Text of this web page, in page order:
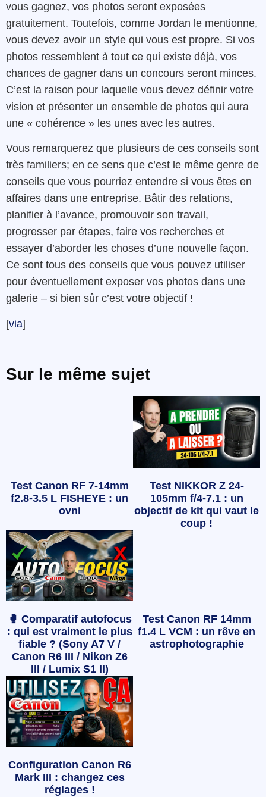
vous gagnez, vos photos seront exposées
gratuitement. Toutefois, comme Jordan le mentionne,
vous devez avoir un style qui vous est propre. Si vos
photos ressemblent à tout ce qui existe déjà, vos
chances de gagner dans un concours seront minces.
C’est la raison pour laquelle vous devez définir votre
vision et présenter un ensemble de photos qui aura
une « cohérence » les unes avec les autres.
Vous remarquerez que plusieurs de ces conseils sont
très familiers; en ce sens que c’est le même genre de
conseils que vous pourriez entendre si vous êtes en
affaires dans une entreprise. Bâtir des relations,
planifier à l’avance, promouvoir son travail,
progresser par étapes, faire vos recherches et
essayer d’aborder les choses d’une nouvelle façon.
Ce sont tous des conseils que vous pouvez utiliser
pour éventuellement exposer vos photos dans une
galerie – si bien sûr c’est votre objectif !
[via]
Sur le même sujet
Test Canon RF 7-14mm
f2.8-3.5 L FISHEYE : un
ovni
Test NIKKOR Z 24-
105mm f/4-7.1 : un
objectif de kit qui vaut le
coup !
🥊 Comparatif autofocus
: qui est vraiment le plus
fiable ? (Sony A7 V /
Canon R6 III / Nikon Z6
III / Lumix S1 II)
Test Canon RF 14mm
f1.4 L VCM : un rêve en
astrophotographie
Configuration Canon R6
Mark III : changez ces
réglages !